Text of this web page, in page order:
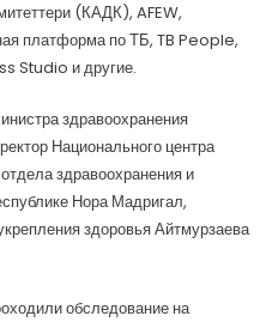
(КАДК), AFEW,
платформа по ТБ, TB People,
Studio и другие.
здравоохранения
Национального центра
здравоохранения и
Нора Мадригал,
здоровья Айтмурзаева
обследование на